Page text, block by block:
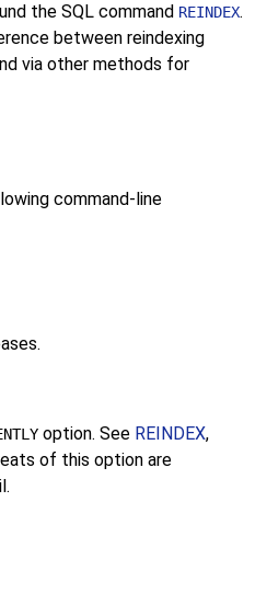
the SQL command REINDEX.
between reindexing
via other methods for
command-line
option. See REINDEX,
of this option are